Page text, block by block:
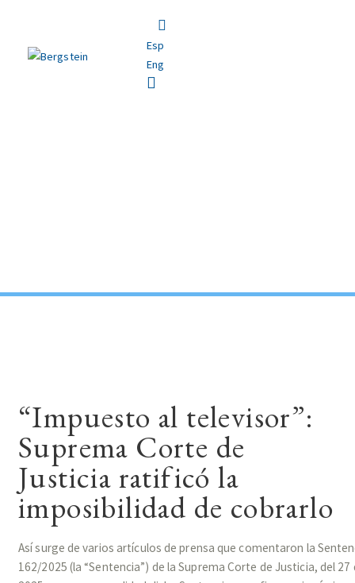
Esp
Eng
“Impuesto al televisor”:
Suprema Corte de
Justicia ratificó la
imposibilidad de cobrarlo
Así surge de varios artículos de prensa que comentaron la
162/2025 (la “Sentencia”) de la Suprema Corte de Justicia, del